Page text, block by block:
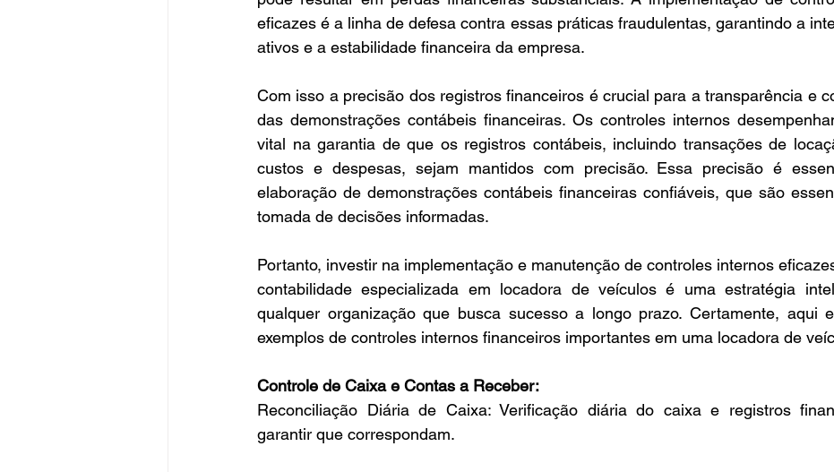
eficazes é a linha de defesa contra essas práticas fraudulentas, garantindo a
ativos e a estabilidade financeira da empresa.
Com isso a precisão dos registros financeiros é crucial para a transparência e
das demonstrações contábeis financeiras. Os controles internos
vital na garantia de que os registros contábeis, incluindo transações de
custos e despesas, sejam mantidos com precisão. Essa precisão é
elaboração de demonstrações contábeis financeiras confiáveis, que são
tomada de decisões informadas.
Portanto, investir na implementação e manutenção de controles internos
contabilidade especializada em locadora de veículos é uma estratégia
qualquer organização que busca sucesso a longo prazo. Certamente, aqui
exemplos de controles internos financeiros importantes em uma locadora de
Controle de Caixa e Contas a Receber:
Reconciliação Diária de Caixa: Verificação diária do caixa e registros
garantir que correspondam.